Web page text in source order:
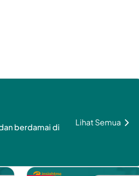
berdamai di Lihat Semua